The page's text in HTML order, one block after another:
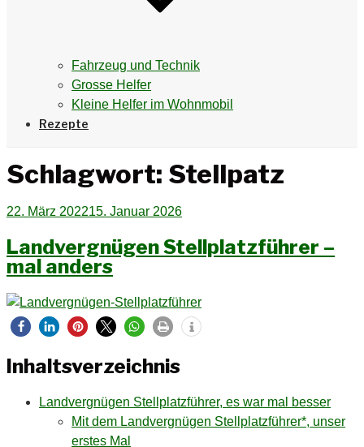
Fahrzeug und Technik
Grosse Helfer
Kleine Helfer im Wohnmobil
Rezepte
Schlagwort: Stellpatz
Veröffentlicht
22. März 202215. Januar 2026
Landvergnügen Stellplatzführer –
mal anders
Inhaltsverzeichnis
Landvergnügen Stellplatzführer, es war mal besser
Mit dem Landvergnügen Stellplatzführer*, unser
erstes Mal